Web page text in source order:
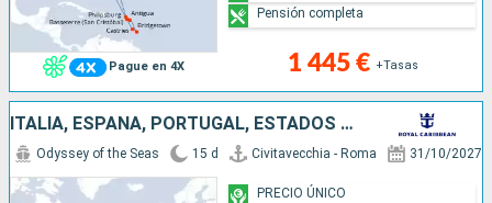
Pague en 4X 1 445 € +Tasas
Pensión completa
ITALIA, ESPAÑA, PORTUGAL, ESTADOS UNIDOS
Odyssey of the Seas 15 d Civitavecchia - Roma 31/10/2027
PRECIO ÚNICO